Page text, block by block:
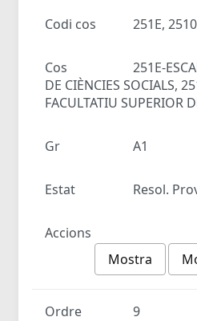
Codi cos 251E, 2510
Cos
251E-
DE CIÈNCIES SOCIALS,
FACULTATIU SUPERIOR
Gr A1
Estat Resol.
Accions
Mostra
Ordre 9